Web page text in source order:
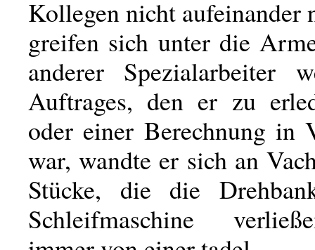
Kollegen nicht aufeinander
greifen sich unter die
anderer Spezialarbeiter
Auftrages, den er zu
oder einer Berechnung in
war, wandte er sich an
Stücke, die die
Schleifmaschine